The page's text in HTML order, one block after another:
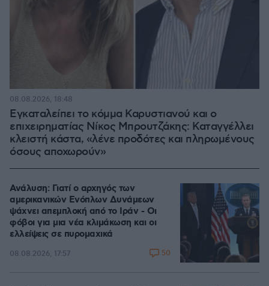
Εγκαταλείπει το κόμμα Καρυστιανού και ο
επιχειρηματίας Νίκος Μπρουτζάκης: Καταγγέλλει
κλειστή κάστα, «λένε προδότες και πληρωμένους
όσους αποχωρούν»
08.08.2026, 18:48
Ανάλυση: Γιατί ο αρχηγός των
αμερικανικών Ενόπλων Δυνάμεων
ψάχνει απεμπλοκή από το Ιράν - Οι
φόβοι για μια νέα κλιμάκωση και οι
ελλείψεις σε πυρομαχικά
08.08.2026, 17:57 50